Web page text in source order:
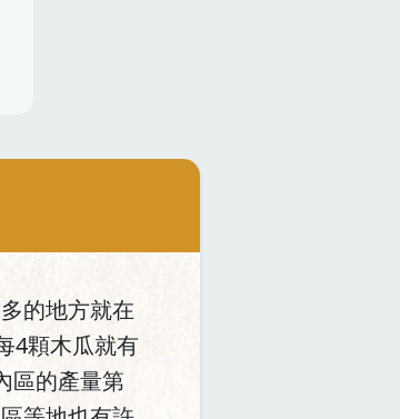
的地方就在
4顆木瓜就有
區的產量第